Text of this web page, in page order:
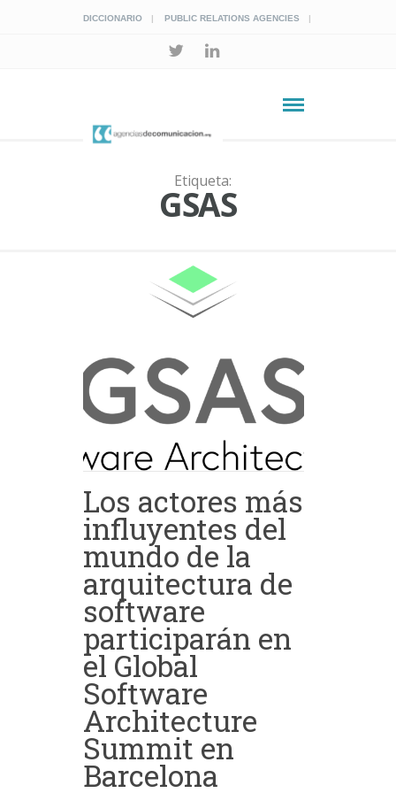
DICCIONARIO PUBLIC RELATIONS AGENCIES
Etiqueta:
GSAS
Los actores más
influyentes del
mundo de la
arquitectura de
software
participarán en
el Global
Software
Architecture
Summit en
Barcelona